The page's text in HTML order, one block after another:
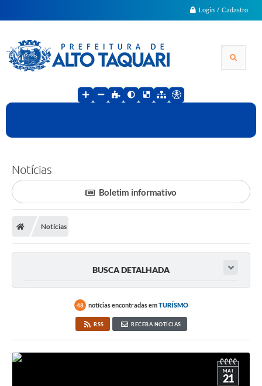
Login / Cadastro
Notícias
Boletim informativo
Notícias
BUSCA DETALHADA
48 notícias encontradas emTURÍSMO
RSS RECEBA NOTÍCIAS
MAI
21